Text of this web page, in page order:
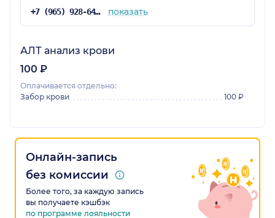
+7 (965) 928-64-64 показать
АЛТ анализ крови
100 ₽
Оплачивается отдельно:
Забор крови
100 ₽
Онлайн-запись
без комиссии
Более того, за каждую запись
вы получаете кэшбэк
по программе лояльности